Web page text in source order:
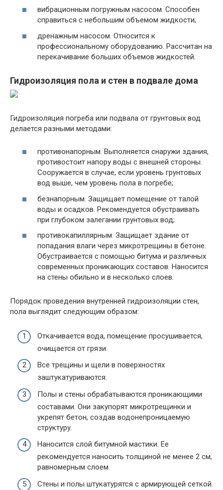
вибрационным погружным насосом. Способен
справиться с небольшим объемом жидкости;
дренажным насосом. Относится к
профессиональному оборудованию. Рассчитан на
перекачивание больших объемов жидкостей.
Гидроизоляция пола и стен в подвале дома
Гидроизоляция погреба или подвала от грунтовых вод
делается разными методами:
противонапорным. Выполняется снаружи здания,
противостоит напору воды с внешней стороны.
Сооружается в случае, если уровень грунтовых
вод выше, чем уровень пола в погребе;
безнапорным. Защищает помещение от талой
воды и осадков. Рекомендуется обустраивать
при глубоком залегании грунтовых вод;
противокапиллярным. Защищает здание от
попадания влаги через микротрещины в бетоне.
Обустраивается с помощью битума и различных
современных проникающих составов. Наносится
на стены обильно и в несколько слоев.
Порядок проведения внутренней гидроизоляции стен,
пола выглядит следующим образом:
Откачивается вода, помещение просушивается,
очищается от грязи.
Все трещины и щели в поверхностях
заштукатуриваются.
Полы и стены обрабатываются проникающими
составами. Они закупорят микротрещинки и
укрепят бетон, создав водонепроницаемую
структуру.
Наносится слой битумной мастики. Ее
рекомендуется наносить толщиной не менее 2 см,
равномерным слоем.
Стены и полы штукатурятся с армирующей сеткой.